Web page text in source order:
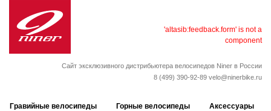
Сайт эксклюзивного дистрибьютера велосипедов Niner в России
8 (499) 390-92-89 velo@ninerbike.ru
Гравийные велосипеды Горные велосипеды Аксессуары
'altasib:feedback.form' is not a
component